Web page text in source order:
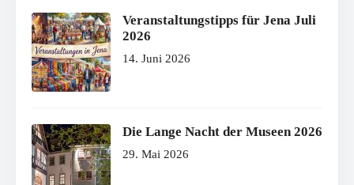
Veranstaltungstipps für Jena Juli
2026
14. Juni 2026
Die Lange Nacht der Museen 2026
29. Mai 2026